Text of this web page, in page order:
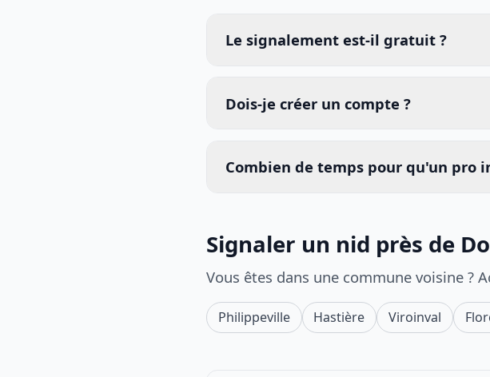
Le signalement est-il gratuit ?
Dois-je créer un compte ?
Combien de temps pour qu'un pro
Signaler un nid près de
Vous êtes dans une commune voisine ?
Philippeville Hastière Viroinval